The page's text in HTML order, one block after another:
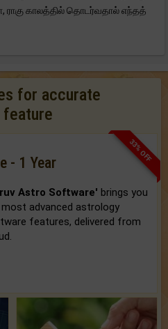
காலத்தில் தொடர்வதால் எந்தத்
for accurate
feature
33% OFF
- 1 Year
Astro Software' brings you
advanced astrology
features, delivered from